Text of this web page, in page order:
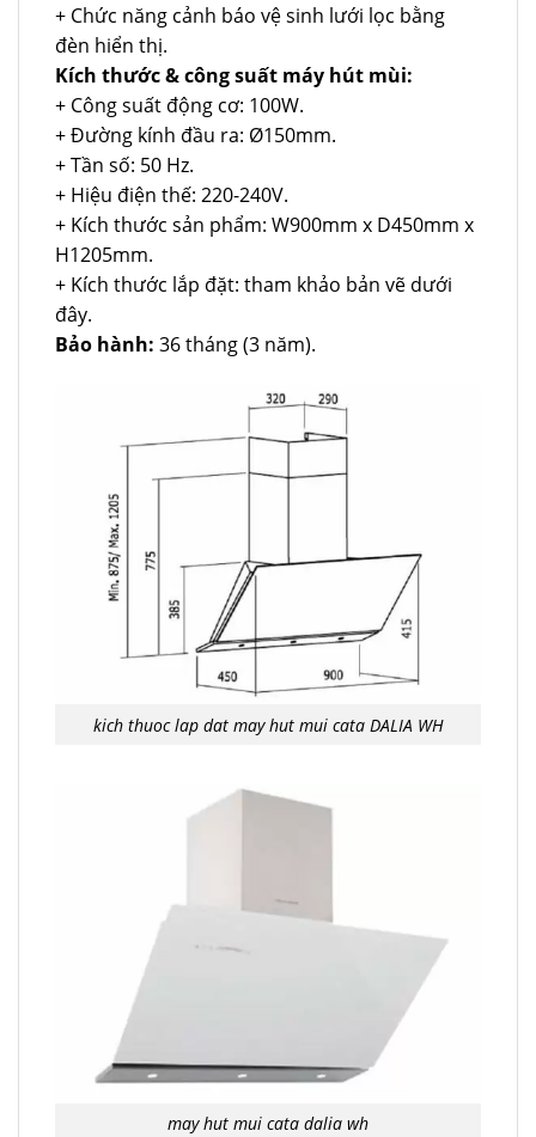
+ Chức năng cảnh báo vệ sinh lưới lọc bằng
đèn hiển thị.
Kích thước & công suất máy hút mùi:
+ Công suất động cơ: 100W.
+ Đường kính đầu ra: Ø150mm.
+ Tần số: 50 Hz.
+ Hiệu điện thế: 220-240V.
+ Kích thước sản phẩm: W900mm x D450mm x
H1205mm.
+ Kích thước lắp đặt: tham khảo bản vẽ dưới
đây.
Bảo hành: 36 tháng (3 năm).
kich thuoc lap dat may hut mui cata DALIA WH
may hut mui cata dalia wh